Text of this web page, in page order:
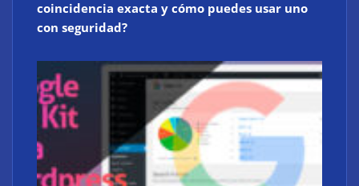
coincidencia exacta y cómo puedes usar uno
con seguridad?